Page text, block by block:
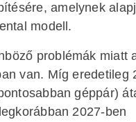
amelynek
modell.
problémák miatt
van. Míg eredetileg
géppár)
2027-ben